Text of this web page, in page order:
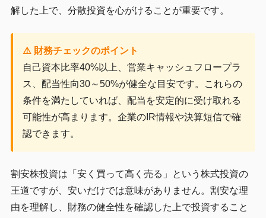
解した上で、分散投資を心がけることが重要です。
⚠️ 財務チェックのポイント
自己資本比率40%以上、営業キャッシュフロープラ
ス、配当性向30～50%が健全な目安です。これらの
条件を満たしていれば、配当を安定的に受け取れる
可能性が高まります。企業のIR情報や決算短信で確
認できます。
割安株投資は「安く買って高く売る」という株式投資の
王道ですが、安いだけでは意味がありません。割安な理
由を理解し、財務の健全性を確認した上で投資すること